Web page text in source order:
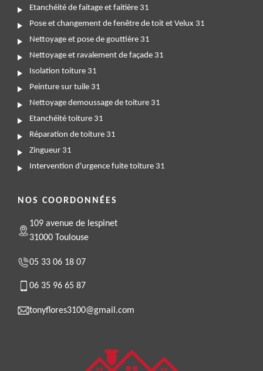
Etanchéité de faitage et faitière 31
Pose et changement de fenêtre de toit et Velux 31
Nettoyage et pose de gouttière 31
Nettoyage et ravalement de façade 31
Isolation toiture 31
Peinture sur tuile 31
Nettoyage demoussage de toiture 31
Etanchéité toiture 31
Réparation de toiture 31
Zingueur 31
Intervention d'urgence fuite toiture 31
NOS COORDONNÉES
109 avenue de lespinet
31000 Toulouse
05 33 06 18 07
06 35 96 65 87
tonyflores3100@gmail.com